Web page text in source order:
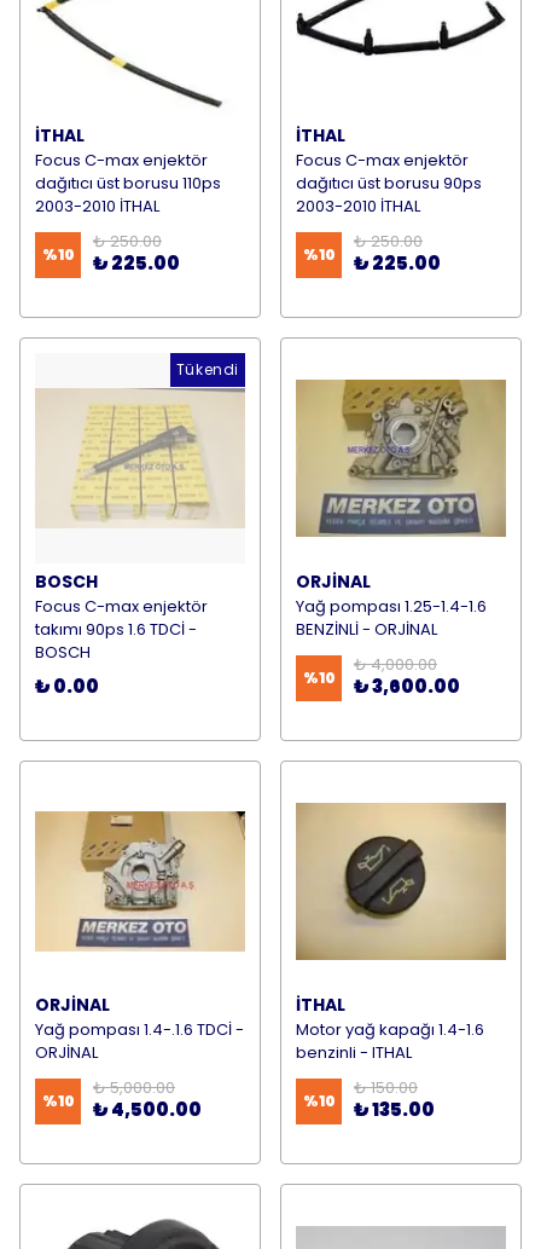
İTHAL
Focus C-max enjektör
dağıtıcı üst borusu 110ps
2003-2010 İTHAL
%10
₺ 250.00
₺ 225.00
İTHAL
Focus C-max enjektör
dağıtıcı üst borusu 90ps
2003-2010 İTHAL
%10
₺ 250.00
₺ 225.00
Tükendi
BOSCH
Focus C-max enjektör
takımı 90ps 1.6 TDCİ -
BOSCH
₺ 0.00
ORJİNAL
Yağ pompası 1.25-1.4-1.6
BENZİNLİ - ORJİNAL
%10
₺ 4,000.00
₺ 3,600.00
ORJİNAL
Yağ pompası 1.4-.1.6 TDCİ -
ORJİNAL
%10
₺ 5,000.00
₺ 4,500.00
İTHAL
Motor yağ kapağı 1.4-1.6
benzinli - ITHAL
%10
₺ 150.00
₺ 135.00